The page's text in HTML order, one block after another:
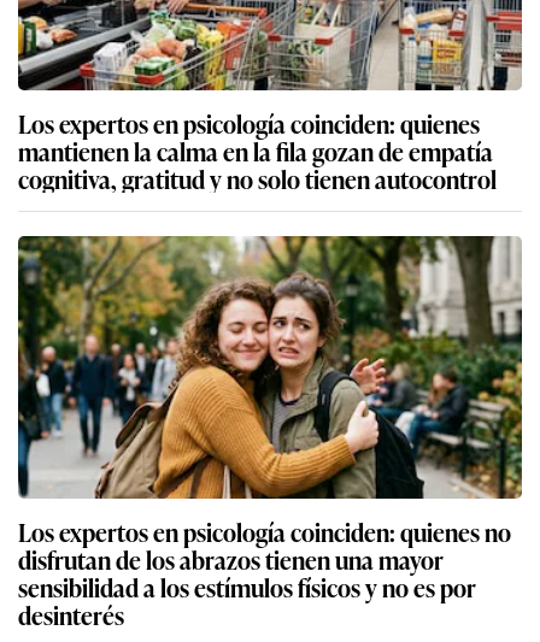
Los expertos en psicología coinciden: quienes
mantienen la calma en la fila gozan de empatía
cognitiva, gratitud y no solo tienen autocontrol
Los expertos en psicología coinciden: quienes no
disfrutan de los abrazos tienen una mayor
sensibilidad a los estímulos físicos y no es por
desinterés